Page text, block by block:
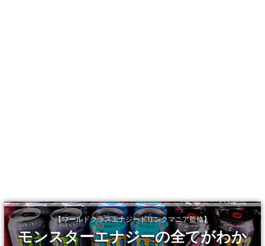
【ワールドクラスエナジードリンクマニア監修】
モンスターエナジーの全てがわか